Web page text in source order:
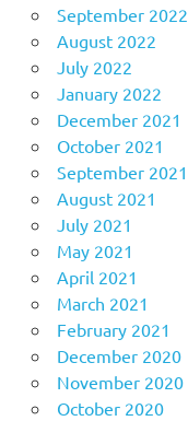
September 2022
August 2022
July 2022
January 2022
December 2021
October 2021
September 2021
August 2021
July 2021
May 2021
April 2021
March 2021
February 2021
December 2020
November 2020
October 2020